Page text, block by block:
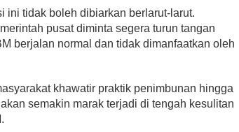
ini tidak boleh dibiarkan berlarut-larut.
pusat diminta segera turun tangan
berjalan normal dan tidak dimanfaatkan oleh
khawatir praktik penimbunan hingga
semakin marak terjadi di tengah kesulitan